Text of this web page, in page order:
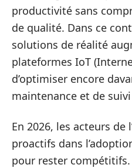
productivité sans
de qualité. Dans ce
solutions de réalité
plateformes IoT
d’optimiser encore
maintenance et de
En 2026, les acteurs
proactifs dans
pour rester